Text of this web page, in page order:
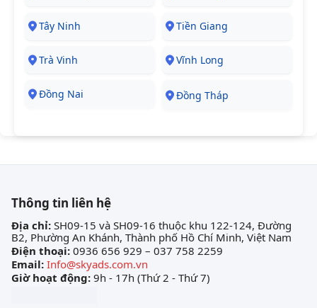
Tây Ninh Tiền Giang
Trà Vinh Vĩnh Long
Đồng Nai Đồng Tháp
Thông tin liên hệ
Địa chỉ: SH09-15 và SH09-16 thuộc khu 122-124, Đường
B2, Phường An Khánh, Thành phố Hồ Chí Minh, Việt Nam
Điện thoại: 0936 656 929 – 037 758 2259
Email: Info@skyads.com.vn
Giờ hoạt động: 9h - 17h (Thứ 2 - Thứ 7)